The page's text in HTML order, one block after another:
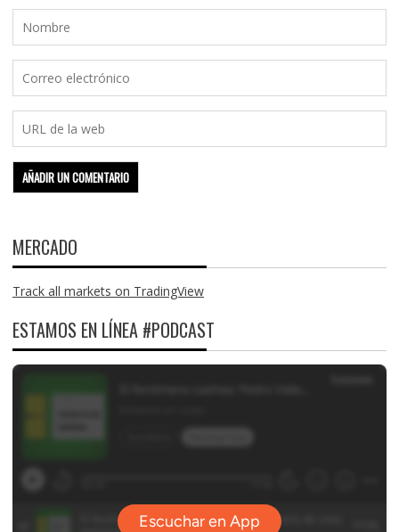
MERCADO
Track all markets on TradingView
ESTAMOS EN LÍNEA #PODCAST